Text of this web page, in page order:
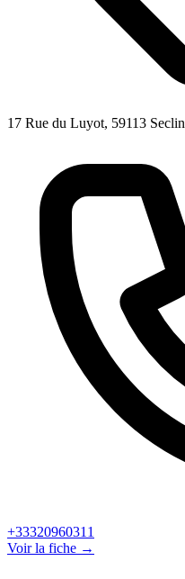
17 Rue du Luyot, 59113 Seclin
+33320960311
Voir la fiche →